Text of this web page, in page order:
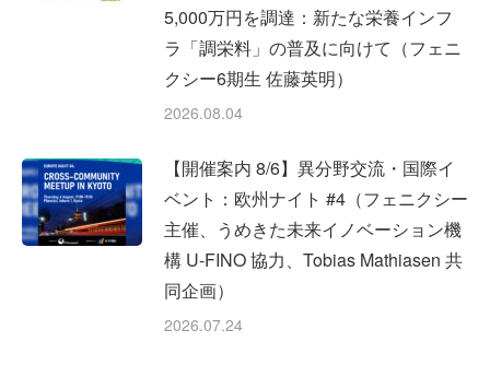
5,000万円を調達：新たな栄養インフ
ラ「調栄料」の普及に向けて（フェニ
クシー6期生 佐藤英明）
2026.08.04
【開催案内 8/6】異分野交流・国際イ
ベント：欧州ナイト #4（フェニクシー
主催、うめきた未来イノベーション機
構 U-FINO 協力、Tobias Mathiasen 共
同企画）
2026.07.24